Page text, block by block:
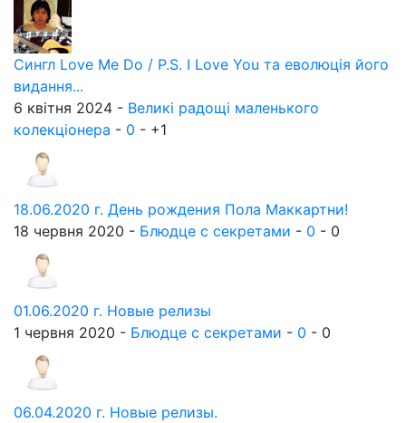
Сингл Love Me Do / P.S. I Love You та еволюція його
видання...
6 квітня 2024 - Великі радощі маленького
колекціонера - 0 - +1
18.06.2020 г. День рождения Пола Маккартни!
18 червня 2020 - Блюдце с секретами - 0 - 0
01.06.2020 г. Новые релизы
1 червня 2020 - Блюдце с секретами - 0 - 0
06.04.2020 г. Новые релизы.